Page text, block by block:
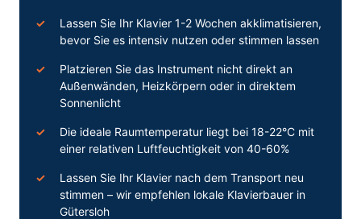
Lassen Sie Ihr Klavier 1-2 Wochen akklimatisieren,
bevor Sie es intensiv nutzen oder stimmen lassen
Platzieren Sie das Instrument nicht direkt an
Außenwänden, Heizkörpern oder in direktem
Sonnenlicht
Die ideale Raumtemperatur liegt bei 18-22°C mit
einer relativen Luftfeuchtigkeit von 40-60%
Lassen Sie Ihr Klavier nach dem Transport neu
stimmen – wir empfehlen lokale Klavierbauer in
Gütersloh